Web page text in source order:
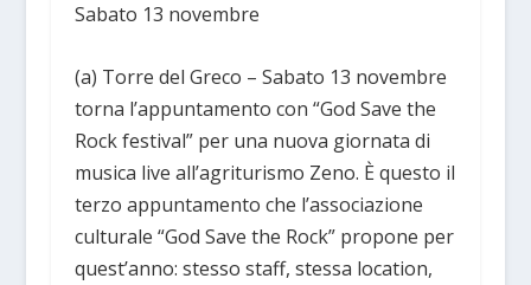
Sabato 13 novembre
(a) Torre del Greco – Sabato 13 novembre
torna l’appuntamento con “God Save the
Rock festival” per una nuova giornata di
musica live all’agriturismo Zeno. È questo il
terzo appuntamento che l’associazione
culturale “God Save the Rock” propone per
quest’anno: stesso staff, stessa location,